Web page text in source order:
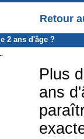
Retour
2 ans d'âge ?
Plus
ans